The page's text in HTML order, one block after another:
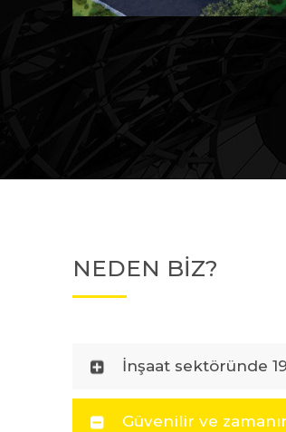
MK Sare Evleri
NEDEN BİZ?
İnşaat sektöründe
Güvenilir ve